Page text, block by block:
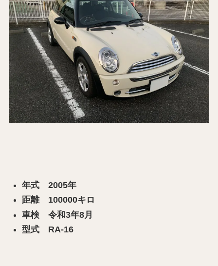
年式 2005年
距離 100000キロ
車検 令和3年8月
型式 RA-16